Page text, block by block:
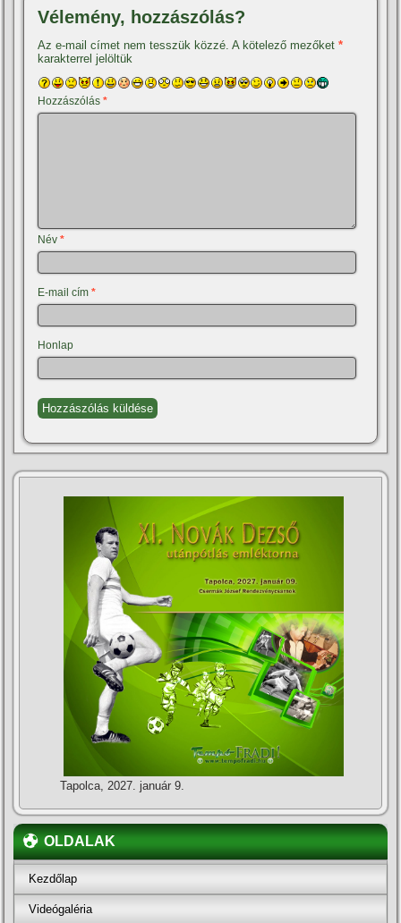
Vélemény, hozzászólás?
Az e-mail címet nem tesszük közzé. A kötelező mezőket*
karakterrel jelöltük
Hozzászólás*
Név*
E-mail cím*
Honlap
Tapolca, 2027. január 9.
OLDALAK
Kezdőlap
Videógaléria